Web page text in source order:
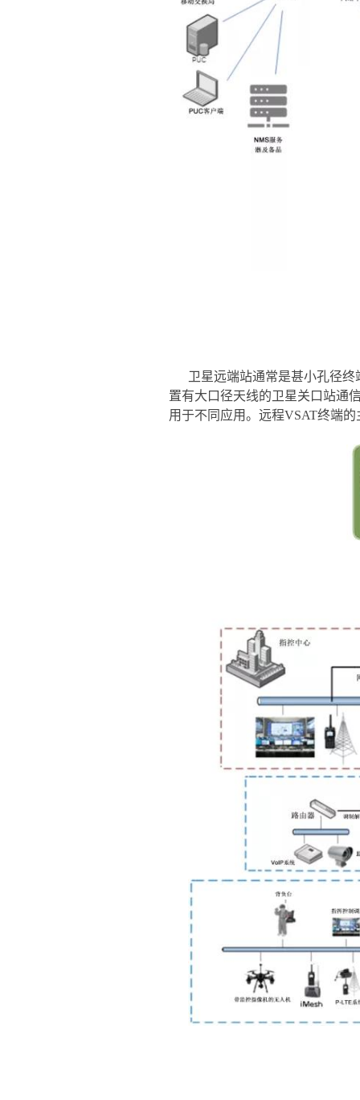
卫星远端站通常是甚小孔径
置有大口径天线的卫星关口站通
用于不同应用。远程VSAT终端